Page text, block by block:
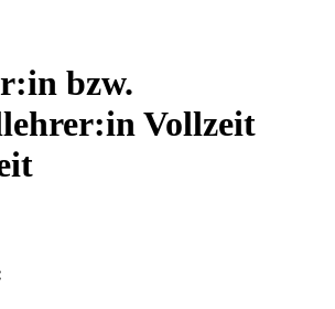
bzw.
Vollzeit